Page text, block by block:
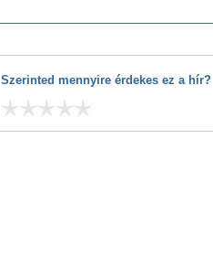
Szerinted mennyire érdekes ez a hír?